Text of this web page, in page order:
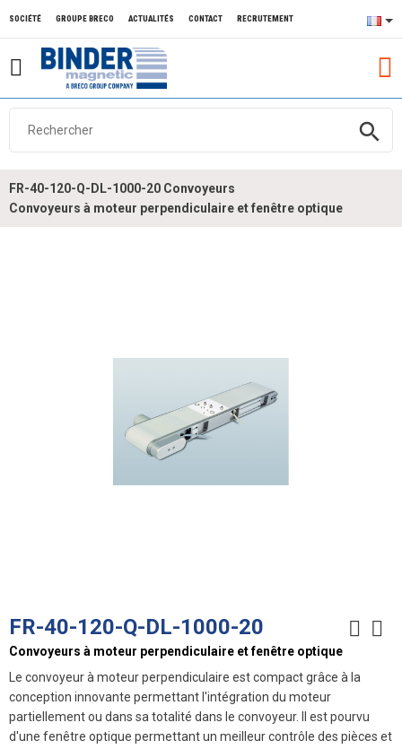
search
SOCIÉTÉ GROUPE BRECO ACTUALITÉS CONTACT RECRUTEMENT
FR-40-120-Q-DL-1000-20 Convoyeurs
Convoyeurs à moteur perpendiculaire et fenêtre optique
FR-40-120-Q-DL-1000-20
Convoyeurs à moteur perpendiculaire et fenêtre optique
Le convoyeur à moteur perpendiculaire est compact grâce à la
conception innovante permettant l'intégration du moteur
partiellement ou dans sa totalité dans le convoyeur. Il est pourvu
d'une fenêtre optique permettant un meilleur contrôle des pièces et